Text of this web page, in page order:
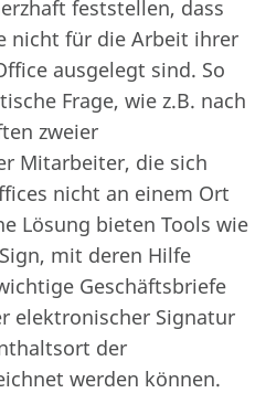
feststellen, dass
nicht für die Arbeit ihrer
ausgelegt sind. So
Frage, wie z.B. nach
zweier
Mitarbeiter, die sich
nicht an einem Ort
Lösung bieten Tools wie
mit deren Hilfe
Geschäftsbriefe
elektronischer Signatur
der
werden können.